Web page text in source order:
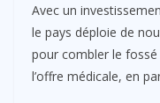
Avec un
le pays déploie de
pour combler le
l’offre médicale, en